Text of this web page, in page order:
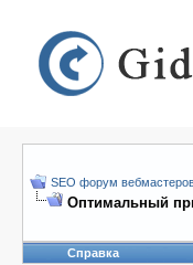
SEO форум
Оптимальный
Справка